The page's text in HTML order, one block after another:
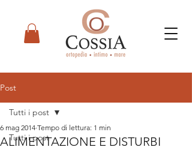
Post
Tutti i post
Tutti i post
ALIMENTAZIONE E DISTURBI
6 mag 2014 Tempo di lettura: 1 min